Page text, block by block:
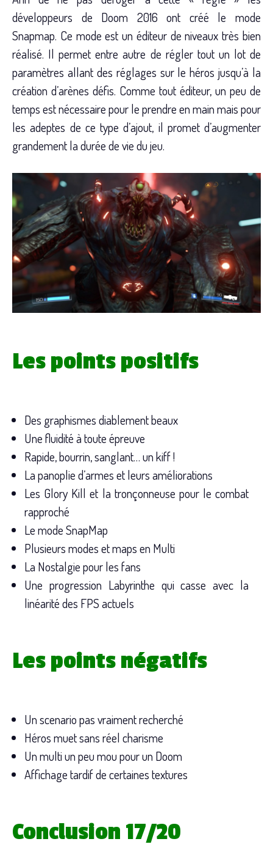
développeurs de Doom 2016 ont créé le mode
Snapmap. Ce mode est un éditeur de niveaux très bien
réalisé. Il permet entre autre de régler tout un lot de
paramètres allant des réglages sur le héros jusqu’à la
création d’arènes défis. Comme tout éditeur, un peu de
temps est nécessaire pour le prendre en main mais pour
les adeptes de ce type d’ajout, il promet d’augmenter
grandement la durée de vie du jeu.
Les points positifs
Des graphismes diablement beaux
Une fluidité à toute épreuve
Rapide, bourrin, sanglant… un kiff !
La panoplie d’armes et leurs améliorations
Les Glory Kill et la tronçonneuse pour le combat
rapproché
Le mode SnapMap
Plusieurs modes et maps en Multi
La Nostalgie pour les fans
Une progression Labyrinthe qui casse avec la
linéarité des FPS actuels
Les points négatifs
Un scenario pas vraiment recherché
Héros muet sans réel charisme
Un multi un peu mou pour un Doom
Affichage tardif de certaines textures
Conclusion 17/20